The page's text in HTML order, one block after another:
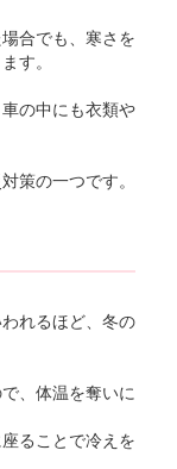
合でも、寒さを
す。
の中にも衣類や
策の一つです。
れるほど、冬の
、体温を奪いに
ることで冷えを